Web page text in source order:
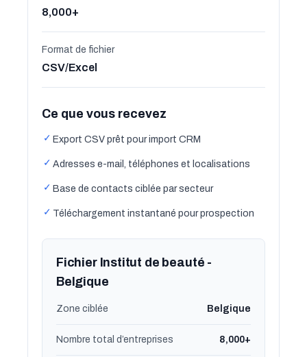
8,000+
Format de fichier
CSV/Excel
Ce que vous recevez
✓ Export CSV prêt pour import CRM
✓ Adresses e-mail, téléphones et localisations
✓ Base de contacts ciblée par secteur
✓ Téléchargement instantané pour prospection
Fichier Institut de beauté -
Belgique
Zone ciblée Belgique
Nombre total d’entreprises 8,000+